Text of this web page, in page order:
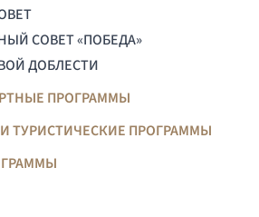
СОВЕТ «ПОБЕДА»
ДОБЛЕСТИ
ПРОГРАММЫ
ТУРИСТИЧЕСКИЕ ПРОГРАММЫ